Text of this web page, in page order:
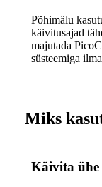
Põhimälu
käivitusajad
majutada
süsteemiga
Miks
Käivita ühe